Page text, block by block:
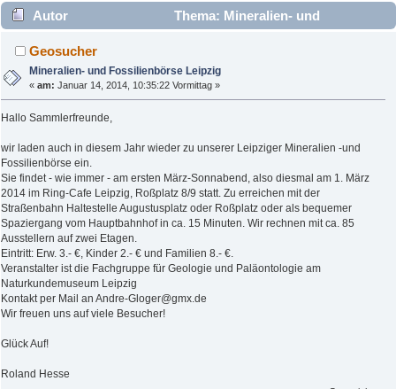
Autor
Thema: Mineralien- und
Fossilienbörse Leipzig (Gelesen 2931 mal)
Geosucher
Mineralien- und Fossilienbörse Leipzig
«am: Januar 14, 2014, 10:35:22 Vormittag »
Hallo Sammlerfreunde,
wir laden auch in diesem Jahr wieder zu unserer Leipziger Mineralien -und
Fossilienbörse ein.
Sie findet - wie immer - am ersten März-Sonnabend, also diesmal am 1. März
2014 im Ring-Cafe Leipzig, Roßplatz 8/9 statt. Zu erreichen mit der
Straßenbahn Haltestelle Augustusplatz oder Roßplatz oder als bequemer
Spaziergang vom Hauptbahnhof in ca. 15 Minuten. Wir rechnen mit ca. 85
Ausstellern auf zwei Etagen.
Eintritt: Erw. 3.- €, Kinder 2.- € und Familien 8.- €.
Veranstalter ist die Fachgruppe für Geologie und Paläontologie am
Naturkundemuseum Leipzig
Kontakt per Mail an Andre-Gloger@gmx.de
Wir freuen uns auf viele Besucher!
Glück Auf!
Roland Hesse